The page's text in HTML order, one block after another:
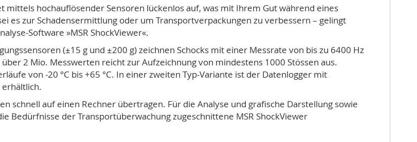
mittels hochauflösender Sensoren lückenlos auf, was mit Ihrem Gut während eines
es zur Schadensermittlung oder um Transportverpackungen zu verbessern – gelingt
Software »MSR ShockViewer«.
(±15 g und ±200 g) zeichnen Schocks mit einer Messrate von bis zu 6400 Hz
2 Mio. Messwerten reicht zur Aufzeichnung von mindestens 1000 Stössen aus.
von -20 °C bis +65 °C. In einer zweiten Typ-Variante ist der Datenlogger mit
schnell auf einen Rechner übertragen. Für die Analyse und grafische Darstellung sowie
Bedürfnisse der Transportüberwachung zugeschnittene MSR ShockViewer